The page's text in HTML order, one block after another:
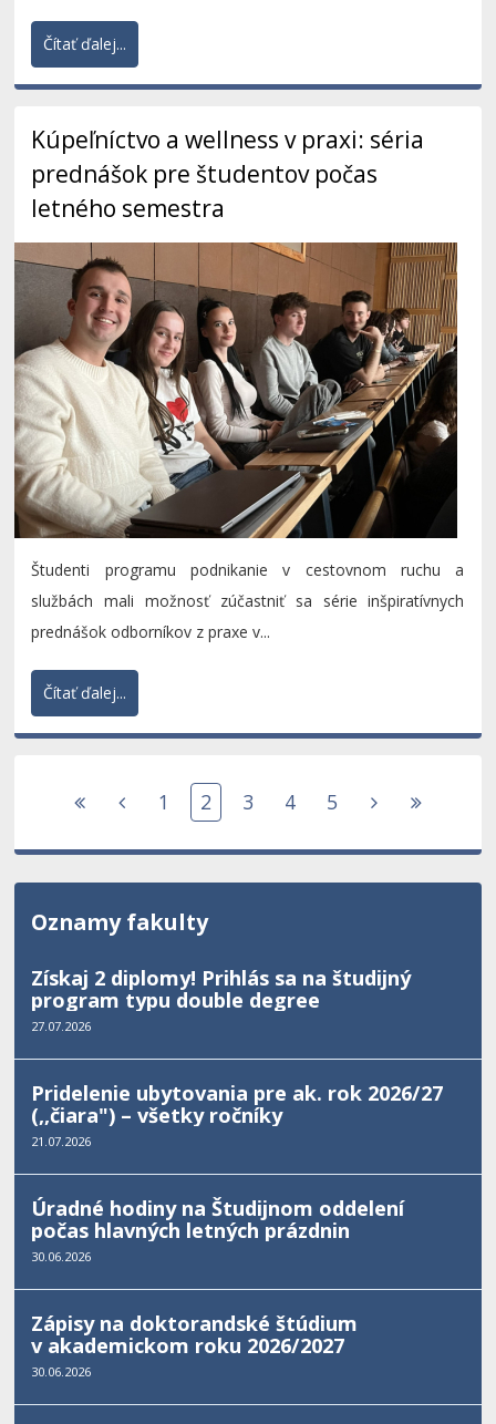
Čítať ďalej...
Kúpeľníctvo a wellness v praxi: séria
prednášok pre študentov počas
letného semestra
Študenti programu podnikanie v cestovnom ruchu a
službách mali možnosť zúčastniť sa série inšpiratívnych
prednášok odborníkov z praxe v...
Čítať ďalej...
1 2 3 4 5
Oznamy fakulty
Získaj 2 diplomy! Prihlás sa na študijný
program typu double degree
27.07.2026
Pridelenie ubytovania pre ak. rok 2026/27
(,,čiara") – všetky ročníky
21.07.2026
Úradné hodiny na Študijnom oddelení
počas hlavných letných prázdnin
30.06.2026
Zápisy na doktorandské štúdium
v akademickom roku 2026/2027
30.06.2026